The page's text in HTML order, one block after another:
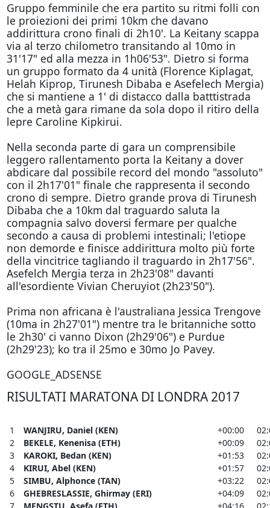
Gruppo femminile che era partito su ritmi folli con
le proiezioni dei primi 10km che davano
addirittura crono finali di 2h10'. La Keitany scappa
via al terzo chilometro transitando al 10mo in
31'17" ed alla mezza in 1h06'53". Dietro si forma
un gruppo formato da 4 unità (Florence Kiplagat,
Helah Kiprop, Tirunesh Dibaba e Asefelech Mergia)
che si mantiene a 1' di distacco dalla batttistrada
che a metà gara rimane da sola dopo il ritiro della
lepre Caroline Kipkirui.
Nella seconda parte di gara un comprensibile
leggero rallentamento porta la Keitany a dover
abdicare dal possibile record del mondo "assoluto"
con il 2h17'01" finale che rappresenta il secondo
crono di sempre. Dietro grande prova di Tirunesh
Dibaba che a 10km dal traguardo saluta la
compagnia salvo doversi fermare per qualche
secondo a causa di problemi intestinali; l'etiope
non demorde e finisce addirittura molto più forte
della vincitrice tagliando il traguardo in 2h17'56".
Asefelch Mergia terza in 2h23'08" davanti
all'esordiente Vivian Cheruyiot (2h23'50").
Prima non africana è l'australiana Jessica Trengove
(10ma in 2h27'01") mentre tra le britanniche sotto
le 2h30' ci vanno Dixon (2h29'06") e Purdue
(2h29'23); ko tra il 25mo e 30mo Jo Pavey.
GOOGLE_ADSENSE
RISULTATI MARATONA DI LONDRA 2017
1 WANJIRU, Daniel (KEN) +00:00
2
BEKELE, Kenenisa (ETH) +00:09
3
KAROKI, Bedan (KEN) +01:53
4
KIRUI, Abel (KEN) +01:57
5
SIMBU, Alphonce (TAN) +03:22
6
GHEBRESLASSIE, Ghirmay (ERI) +04:09